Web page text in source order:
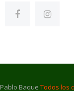
Pablo Baque Todos los